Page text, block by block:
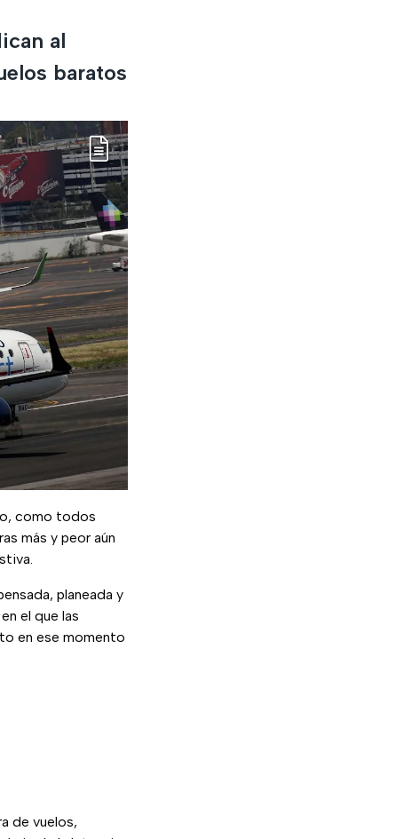
al
baratos
como todos
más y peor aún
planeada y
el que las
en ese momento
de vuelos,